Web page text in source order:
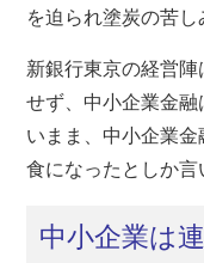
を迫られ塗炭の苦し
新銀行東京の経営
せず、中小企業金
いまま、中小企業
食になったとしか言
中小企業は